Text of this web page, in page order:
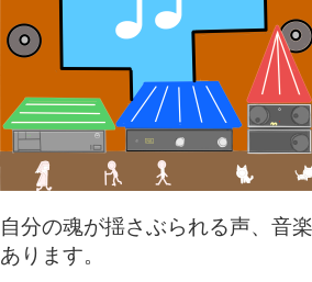
自分の魂が揺さぶられる声、音
あります。